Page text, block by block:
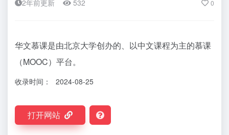
2年前更新 532 0
华文慕课是由北京大学创办的、以中文课程为主的慕课
（MOOC）平台。
收录时间： 2024-08-25
打开网站